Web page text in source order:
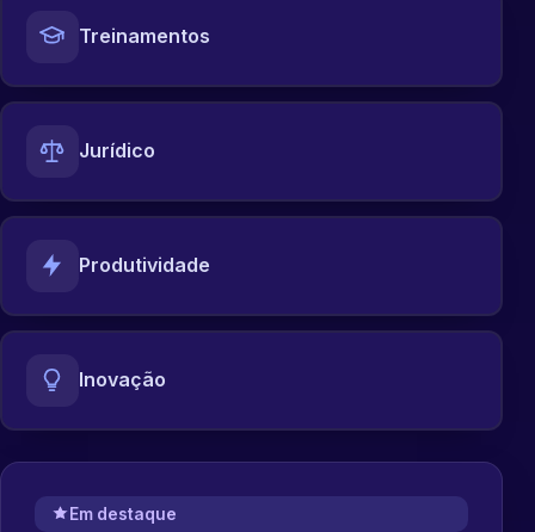
Treinamentos
Jurídico
Produtividade
Inovação
Em destaque